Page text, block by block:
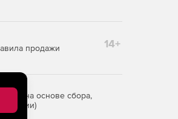
продажи 14+
на основе сбора,